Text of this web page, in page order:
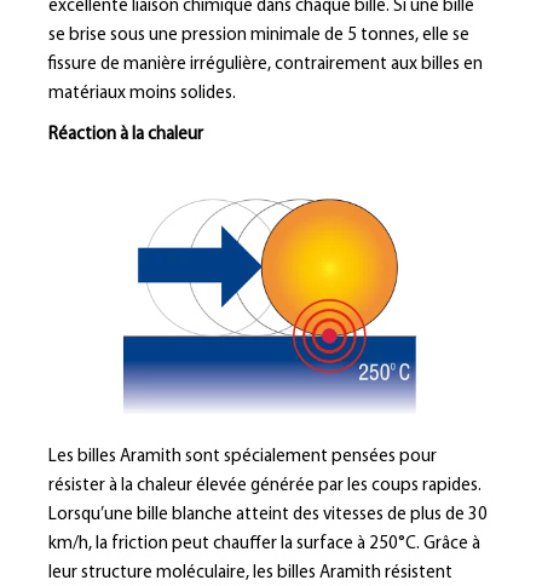
excellente liaison chimique dans chaque bille. Si une bille
se brise sous une pression minimale de 5 tonnes, elle se
fissure de manière irrégulière, contrairement aux billes en
matériaux moins solides.
Réaction à la chaleur
Les billes Aramith sont spécialement pensées pour
résister à la chaleur élevée générée par les coups rapides.
Lorsqu’une bille blanche atteint des vitesses de plus de 30
km/h, la friction peut chauffer la surface à 250°C. Grâce à
leur structure moléculaire, les billes Aramith résistent